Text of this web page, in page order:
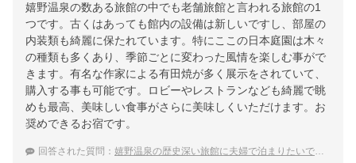
嬉野温泉の数ある旅館の中でも老舗旅館と言われる旅館の1
つです。古くはあっても館内の設備は新しいですし、部屋の
内装類も綺麗に保たれています。特にここの日本庭園は木々
の種類も多くあり、季節ごとに変わった風情を楽しむ事がで
きます。有名な作家による有田焼が多く展示をされていて、
購入する事も可能です。ロビーやレストランなども綺麗で眺
めも最高、美味しい食事がさらに美味しくいただけます。お
奨めできるお宿です。
回答された質問： 嬉野温泉の歴史深い旅館に夫婦で泊まりたいです。